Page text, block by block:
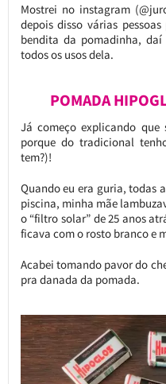
Mostrei no instagram
depois disso várias
bendita da pomadinha,
todos os usos dela.
POMADA
Já começo explicando que
porque do tradicional
tem?)!
Quando eu era guria, todas
piscina, minha mãe
o “filtro solar” de 25 anos
ficava com o rosto branco e
Acabei tomando pavor do
pra danada da pomada.